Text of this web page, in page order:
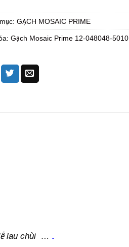
GẠCH MOSAIC PRIME
Gạch Mosaic Prime 12-048048-
lau chùi … .